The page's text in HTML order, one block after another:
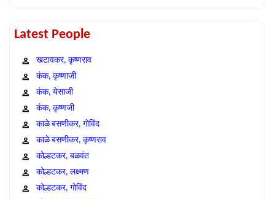
Latest People
खटावकर, कृष्णराव
कंक, कृष्णाजी
कंक, येसाजी
कंक, कृष्णजी
काळे बसणीकर, गोविंद
काळे बसणीकर, कृष्णराव
कोल्हटकर, बळवंत
कोल्हटकर, लक्ष्मण
कोल्हटकर, गोविंद